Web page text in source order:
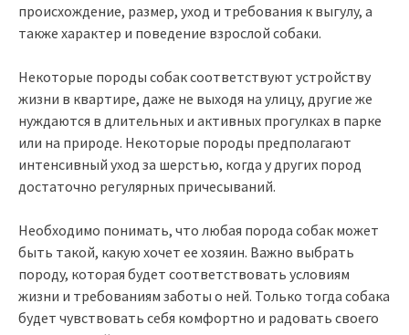
происхождение, размер, уход и требования к выгулу, а
также характер и поведение взрослой собаки.
Некоторые породы собак соответствуют устройству
жизни в квартире, даже не выходя на улицу, другие же
нуждаются в длительных и активных прогулках в парке
или на природе. Некоторые породы предполагают
интенсивный уход за шерстью, когда у других пород
достаточно регулярных причесываний.
Необходимо понимать, что любая порода собак может
быть такой, какую хочет ее хозяин. Важно выбрать
породу, которая будет соответствовать условиям
жизни и требованиям заботы о ней. Только тогда собака
будет чувствовать себя комфортно и радовать своего